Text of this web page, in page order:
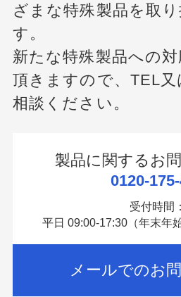
ざまな特殊製品を取
す。
新たな特殊製品への
頂きますので、 TEL
相談ください。
製品に関するお
0120-
受付時間：
平日 09:00-17:30（年末年
メールでのお